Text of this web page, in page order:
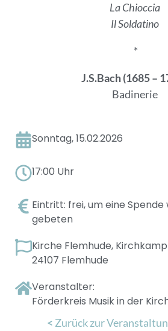
La Chioccia
Il Soldatino
*
J.S.Bach (1685 –
Badinerie
Sonntag, 15.02.2026
17:00 Uhr
Eintritt: frei, um eine Spende
gebeten
Kirche Flemhude, Kirchkamp
24107 Flemhude
Veranstalter:
Förderkreis Musik in der
< Zurück zur